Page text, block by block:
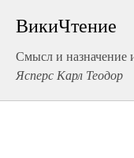
ВикиЧтение
Смысл и назначение
Ясперс Карл Теодор